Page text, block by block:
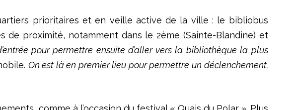
prioritaires et en veille active de la ville : le bibliobus
de proximité, notamment dans le 2ème (Sainte-Blandine) et
pour permettre ensuite d’aller vers la bibliothèque la plus
On est là en premier lieu pour permettre un déclenchement.